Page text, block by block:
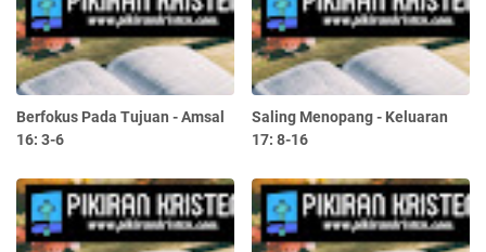
Berfokus Pada Tujuan - Amsal
16: 3-6
Saling Menopang - Keluaran
17: 8-16